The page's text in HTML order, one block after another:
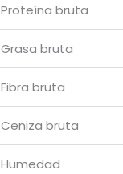
Proteína bruta
Grasa bruta
Fibra bruta
Ceniza bruta
Humedad